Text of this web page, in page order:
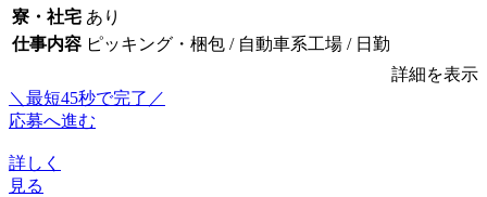
寮・社宅 あり
仕事内容 ピッキング・梱包 / 自動車系工場 / 日勤
詳細を表示
＼最短45秒で完了／
応募へ進む
詳しく
見る